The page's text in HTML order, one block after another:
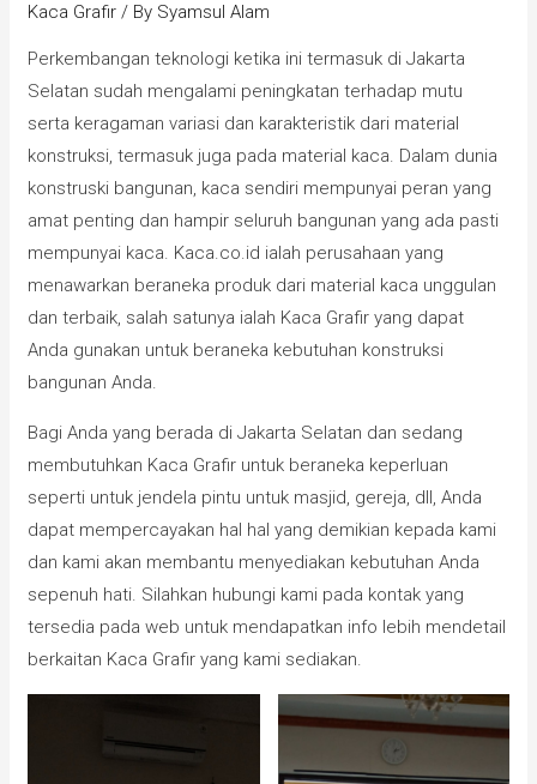
Kaca Grafir / By Syamsul Alam
Perkembangan teknologi ketika ini termasuk di Jakarta
Selatan sudah mengalami peningkatan terhadap mutu
serta keragaman variasi dan karakteristik dari material
konstruksi, termasuk juga pada material kaca. Dalam dunia
konstruski bangunan, kaca sendiri mempunyai peran yang
amat penting dan hampir seluruh bangunan yang ada pasti
mempunyai kaca. Kaca.co.id ialah perusahaan yang
menawarkan beraneka produk dari material kaca unggulan
dan terbaik, salah satunya ialah Kaca Grafir yang dapat
Anda gunakan untuk beraneka kebutuhan konstruksi
bangunan Anda.
Bagi Anda yang berada di Jakarta Selatan dan sedang
membutuhkan Kaca Grafir untuk beraneka keperluan
seperti untuk jendela pintu untuk masjid, gereja, dll, Anda
dapat mempercayakan hal hal yang demikian kepada kami
dan kami akan membantu menyediakan kebutuhan Anda
sepenuh hati. Silahkan hubungi kami pada kontak yang
tersedia pada web untuk mendapatkan info lebih mendetail
berkaitan Kaca Grafir yang kami sediakan.